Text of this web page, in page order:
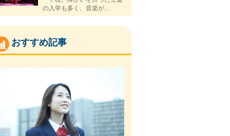
の入学も多く、音楽が…
おすすめ記事